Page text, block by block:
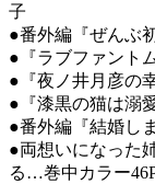
子
●番外編『ぜんぶ
●『ラブファント
●『夜ノ井月彦の
●『漆黒の猫は溺
●番外編『結婚し
●両想いになった
る…巻中カラー